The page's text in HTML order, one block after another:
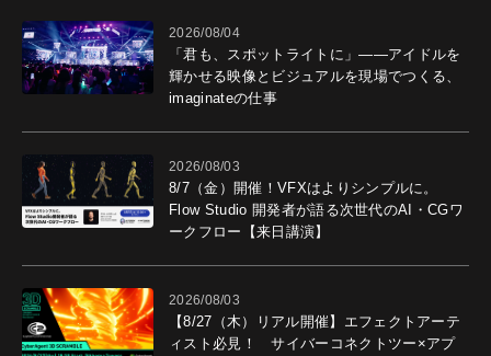
2026/08/04
「君も、スポットライトに」――アイドルを
輝かせる映像とビジュアルを現場でつくる、
imaginateの仕事
2026/08/03
8/7（金）開催！VFXはよりシンプルに。
Flow Studio 開発者が語る次世代のAI・CGワ
ークフロー【来日講演】
2026/08/03
【8/27（木）リアル開催】エフェクトアーテ
ィスト必見！ サイバーコネクトツー×アプ